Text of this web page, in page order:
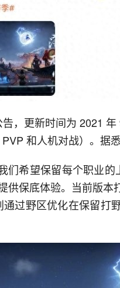
，更新时间为 2021
和人机对战）。据
们希望保留每个职业
保底体验。当前版本
过野区优化在保留打